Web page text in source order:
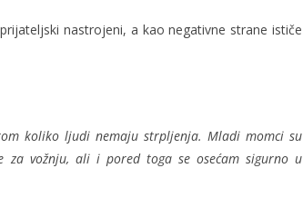
nastrojeni, a kao negativne strane ističe
koliko ljudi nemaju strpljenja. Mladi momci su
za vožnju, ali i pored toga se osećam sigurno u